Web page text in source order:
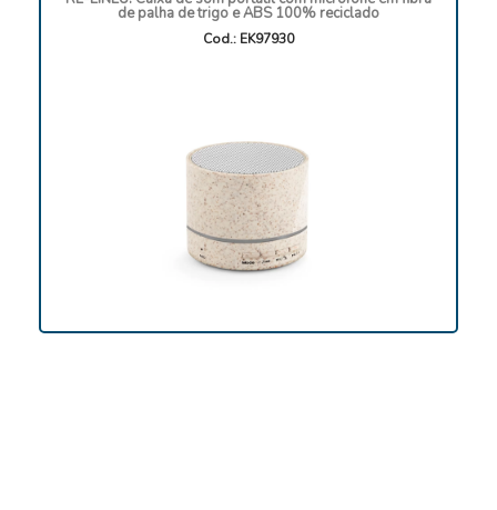
de palha de trigo e ABS 100% reciclado
Cod.: EK97930